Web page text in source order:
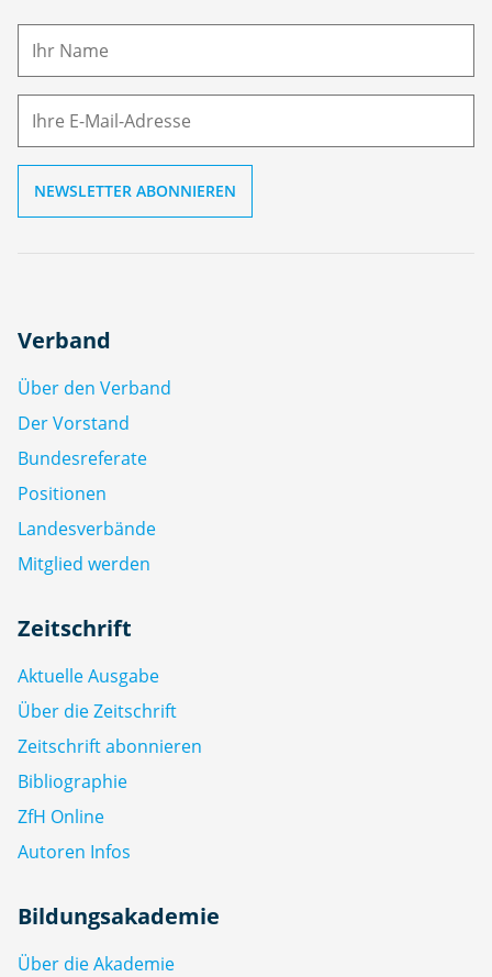
M
Verband
Über den Verband
Der Vorstand
Bundesreferate
Positionen
Landesverbände
Mitglied werden
Zeitschrift
Aktuelle Ausgabe
Über die Zeitschrift
Zeitschrift abonnieren
Bibliographie
ZfH Online
Autoren Infos
Bildungsakademie
Über die Akademie